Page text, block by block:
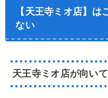
【天王寺ミオ店】
ない
天王寺ミオ店が向い